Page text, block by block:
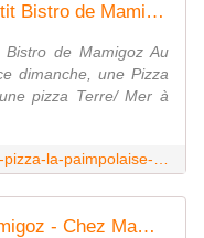
Pizza " La Paimpolaise " du Petit Bistro de Mamigoz - Chez Mamigoz
de Mamigoz Au
dimanche, une Pizza
pizza Terre/ Mer à
La Pizza du Petit Bistro de Mamigoz - Chez Mamigoz